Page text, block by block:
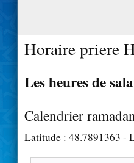
Horaire priere
Les heures de
Calendrier
Latitude : 48.7891363 -